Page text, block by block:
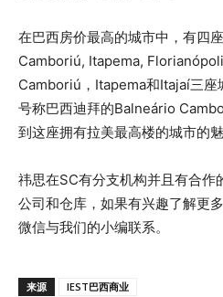
在巴西房价最高的城市中，有四
Camboriú, Itapema,
Camboriú，Itapema和Itajaí三座
号称巴西迪拜的Balneário
到这座拥有拉美最高楼的城市的魅
祎思在SC有分支机构并且有合作
公司和仓库，如果有兴趣了解更
微信与我们的小编联系。
来源 IEST巴西商业